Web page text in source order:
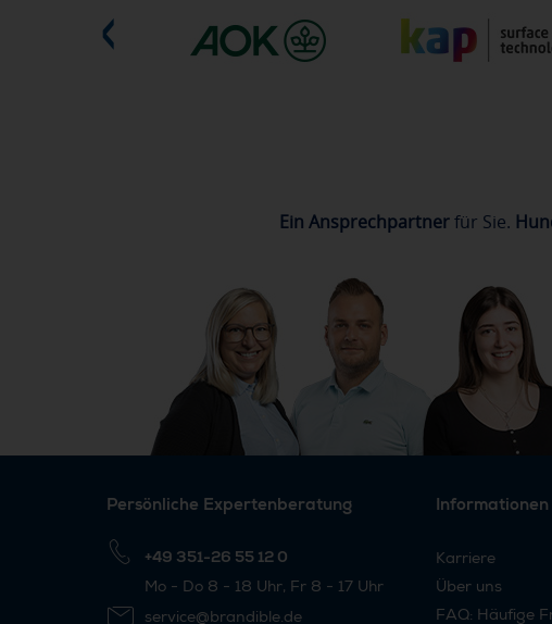
Ein Ansprechpartnerfür Sie.
Persönliche Expertenberatung
+49 351-26 55 12 0
Mo - Do 8 - 18 Uhr, Fr 8 - 17 Uhr
service@brandible.de
Informationen
Karriere
Über uns
FAQ: Häufige